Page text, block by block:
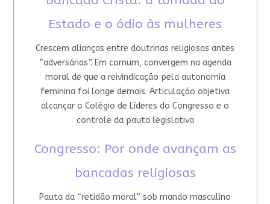
Estado e o ódio às mulheres
Crescem alianças entre doutrinas religiosas antes
“adversárias”. Em comum, convergem na agenda
moral de que a reivindicação pela autonomia
feminina foi longe demais. Articulação objetiva
alcançar o Colégio de Líderes do Congresso e o
controle da pauta legislativa
Congresso: Por onde avançam as
bancadas religiosas
Pauta da “retidão moral” sob mando masculino